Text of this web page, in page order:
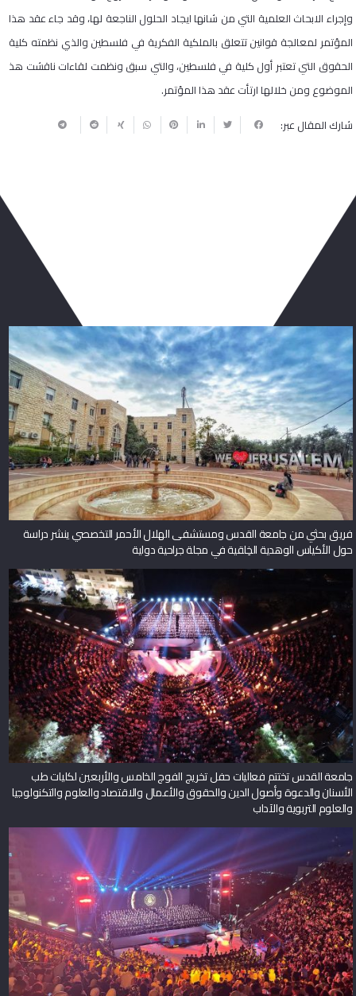
وإجراء الابحاث العلمية التي من شانها ايجاد الحلول الناجعة لها، وقد جاء عقد هذا
المؤتمر لمعالجة قوانين تتعلق بالملكية الفكرية في فلسطين والذي نظمته كلية
الحقوق التي تعتبر أول كلية في فلسطين، والتي سبق ونظمت لقاءات ناقشت هذ
الموضوع ومن خلالها ارتأت عقد هذا المؤتمر.
شارك المقال عبر:
فريق بحثي من جامعة القدس ومستشفى الهلال الأحمر التخصصي ينشر دراسة
حول الأكياس الوهدية الخِلقية في مجلة جراحية دولية
جامعة القدس تختتم فعاليات حفل تخريج الفوج الخامس والأربعين لكليات طب
الأسنان والدعوة وأصول الدين والحقوق والأعمال والاقتصاد والعلوم والتكنولوجيا
والعلوم التربوية والآداب